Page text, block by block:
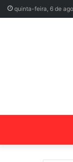
quinta-feira, 6 de